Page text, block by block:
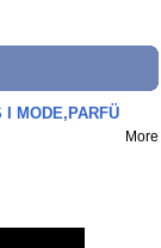
MODE,PARFÜ
More